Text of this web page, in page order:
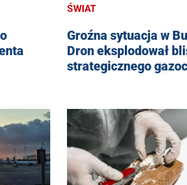
ŚWIAT
Groźna sytuacja w
Dron eksplodował
strategicznego